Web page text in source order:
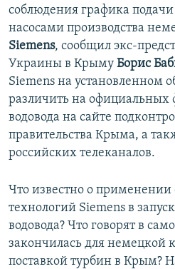
соблюдения графика
насосами производства
Siemens, сообщил экс-
Украины в Крыму Борис
Siemens на установленном
различить на официальных
водовода на сайте
правительства Крыма, а
российских телеканалов.
Что известно о применении
технологий Siemens в
водовода? Что говорят в
закончилась для немецкой
поставкой турбин в Крым?